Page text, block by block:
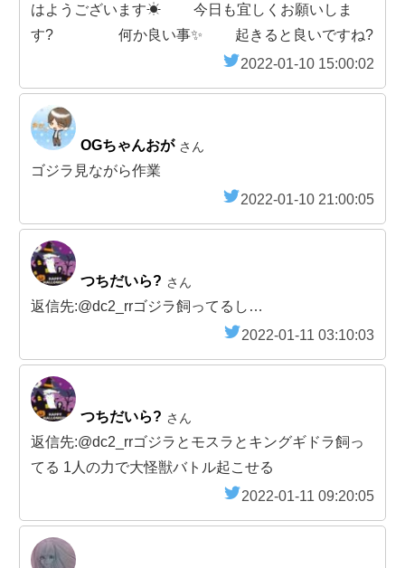
はようございます☀ 今日も宜しくお願いしま
す? 何か良い事✨ 起きると良いですね?
2022-01-10 15:00:02
OGちゃんおが さん
ゴジラ見ながら作業
2022-01-10 21:00:05
つちだいら? さん
返信先:@dc2_rrゴジラ飼ってるし…
2022-01-11 03:10:03
つちだいら? さん
返信先:@dc2_rrゴジラとモスラとキングギドラ飼っ
てる 1人の力で大怪獣バトル起こせる
2022-01-11 09:20:05